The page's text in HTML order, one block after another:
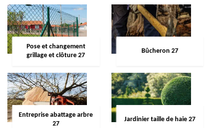
Pose et changement
grillage et clôture 27
Bûcheron 27
Entreprise abattage arbre
27
Jardinier taille de haie 27